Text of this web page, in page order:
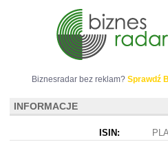
Biznesradar bez reklam? Sprawdź
INFORMACJE
ISIN: